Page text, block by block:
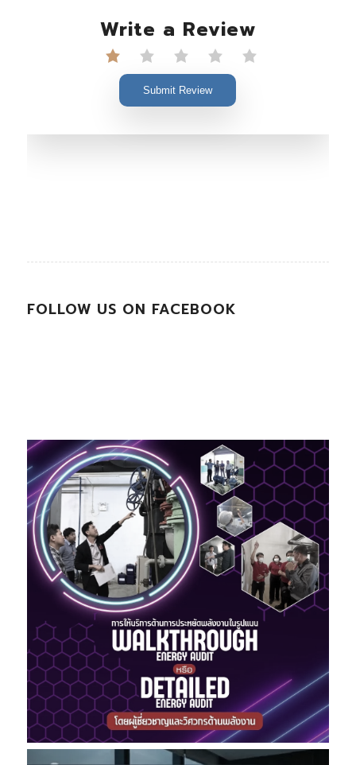
Write a Review
Submit Review
FOLLOW US ON FACEBOOK